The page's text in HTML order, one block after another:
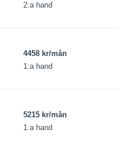
2:a hand
4458 kr/mån
1:a hand
5215 kr/mån
1:a hand